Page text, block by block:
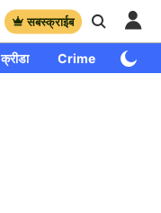
सबस्क्राईब
क्रीडा Crime